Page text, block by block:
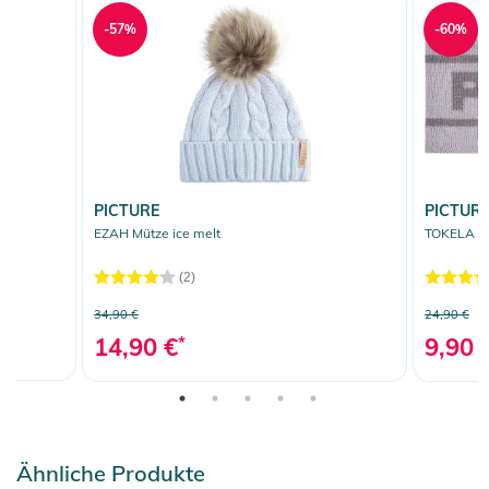
PICTURE
EZAH Mütze ice melt
(2)
34,90 €
14,90 €*
-57%
PICTURE
TOKELA
24,90 €
9,90
-60%
Ähnliche Produkte